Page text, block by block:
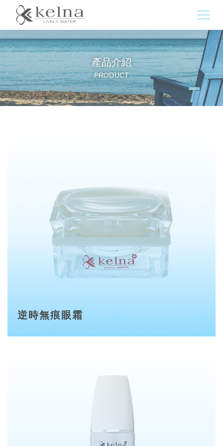
產品介紹
PRODUCT
逆時無痕眼霜